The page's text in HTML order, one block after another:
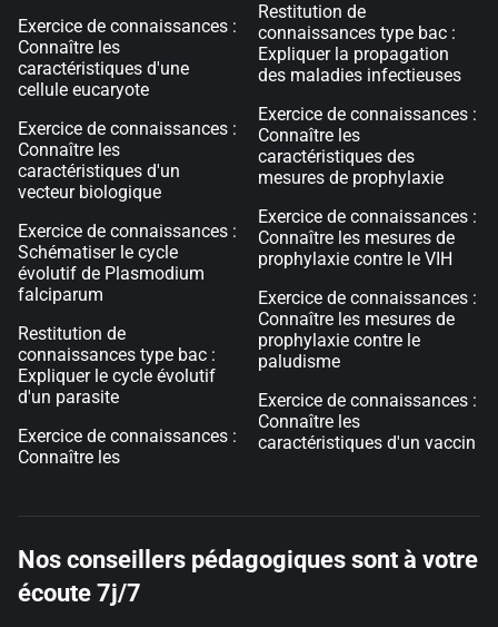
Exercice de connaissances :
Connaître les
caractéristiques d'une
cellule eucaryote
Exercice de connaissances :
Connaître les
caractéristiques d'un
vecteur biologique
Exercice de connaissances :
Schématiser le cycle
évolutif de Plasmodium
falciparum
Restitution de
connaissances type bac :
Expliquer le cycle évolutif
d'un parasite
Exercice de connaissances :
Connaître les
Restitution de
connaissances type bac :
Expliquer la propagation
des maladies infectieuses
Exercice de connaissances :
Connaître les
caractéristiques des
mesures de prophylaxie
Exercice de connaissances :
Connaître les mesures de
prophylaxie contre le VIH
Exercice de connaissances :
Connaître les mesures de
prophylaxie contre le
paludisme
Exercice de connaissances :
Connaître les
caractéristiques d'un vaccin
Nos conseillers pédagogiques sont à votre
écoute 7j/7